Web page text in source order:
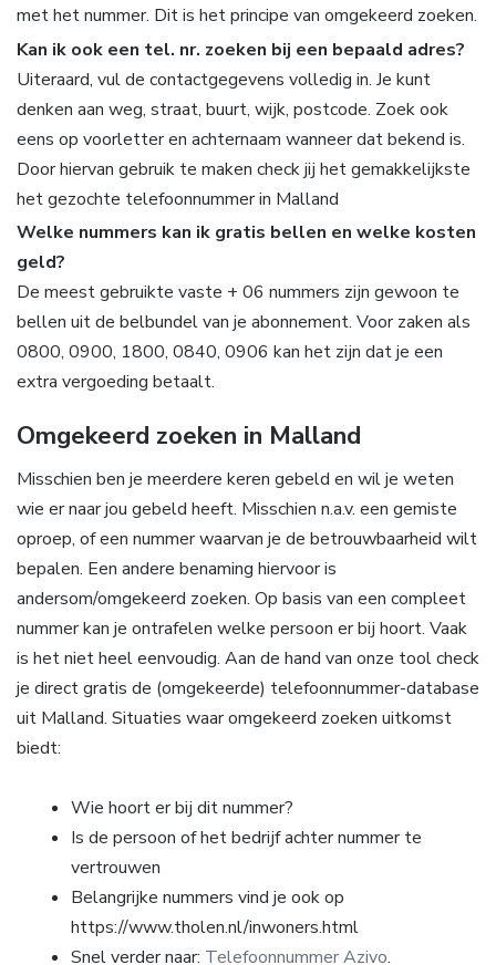
met het nummer. Dit is het principe van omgekeerd zoeken.
Kan ik ook een tel. nr. zoeken bij een bepaald adres?
Uiteraard, vul de contactgegevens volledig in. Je kunt
denken aan weg, straat, buurt, wijk, postcode. Zoek ook
eens op voorletter en achternaam wanneer dat bekend is.
Door hiervan gebruik te maken check jij het gemakkelijkste
het gezochte telefoonnummer in Malland
Welke nummers kan ik gratis bellen en welke kosten
geld?
De meest gebruikte vaste + 06 nummers zijn gewoon te
bellen uit de belbundel van je abonnement. Voor zaken als
0800, 0900, 1800, 0840, 0906 kan het zijn dat je een
extra vergoeding betaalt.
Omgekeerd zoeken in Malland
Misschien ben je meerdere keren gebeld en wil je weten
wie er naar jou gebeld heeft. Misschien n.a.v. een gemiste
oproep, of een nummer waarvan je de betrouwbaarheid wilt
bepalen. Een andere benaming hiervoor is
andersom/omgekeerd zoeken. Op basis van een compleet
nummer kan je ontrafelen welke persoon er bij hoort. Vaak
is het niet heel eenvoudig. Aan de hand van onze tool check
je direct gratis de (omgekeerde) telefoonnummer-database
uit Malland. Situaties waar omgekeerd zoeken uitkomst
biedt:
Wie hoort er bij dit nummer?
Is de persoon of het bedrijf achter nummer te
vertrouwen
Belangrijke nummers vind je ook op
https://www.tholen.nl/inwoners.html
Snel verder naar: Telefoonnummer Azivo.